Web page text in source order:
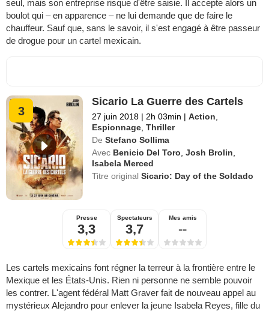
seul, mais son entreprise risque d'être saisie. Il accepte alors un
boulot qui – en apparence – ne lui demande que de faire le
chauffeur. Sauf que, sans le savoir, il s'est engagé à être passeur
de drogue pour un cartel mexicain.
3
Sicario La Guerre des Cartels
27 juin 2018 | 2h 03min | Action
Espionnage ,Thriller
De Stefano Sollima
Avec Benicio Del Toro ,Josh Brolin
Isabela Merced
Titre originalSicario: Day of the Soldado
Presse
3,3
Spectateurs
3,7
Mes amis
--
Les cartels mexicains font régner la terreur à la frontière entre le
Mexique et les États-Unis. Rien ni personne ne semble pouvoir
les contrer. L'agent fédéral Matt Graver fait de nouveau appel au
mystérieux Alejandro pour enlever la jeune Isabela Reyes, fille du